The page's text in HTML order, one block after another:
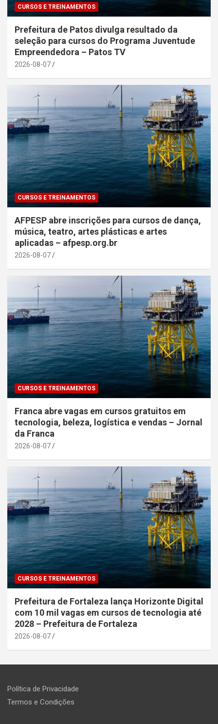
CURSOS E TREINAMENTOS
Prefeitura de Patos divulga resultado da
seleção para cursos do Programa Juventude
Empreendedora – Patos TV
2026-08-07
CURSOS E TREINAMENTOS
AFPESP abre inscrições para cursos de dança,
música, teatro, artes plásticas e artes
aplicadas – afpesp.org.br
2026-08-07
CURSOS E TREINAMENTOS
Franca abre vagas em cursos gratuitos em
tecnologia, beleza, logística e vendas – Jornal
da Franca
2026-08-07
CURSOS E TREINAMENTOS
Prefeitura de Fortaleza lança Horizonte Digital
com 10 mil vagas em cursos de tecnologia até
2028 – Prefeitura de Fortaleza
2026-08-07
Política de Privacidade
Termos e Condições